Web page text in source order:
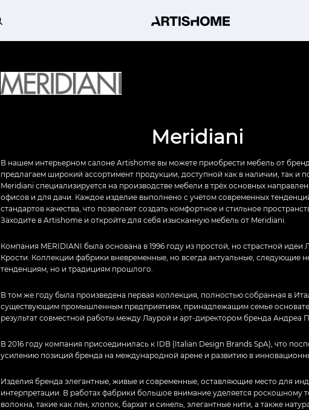
Meridiani
В нашем интерьерном салоне Artishome вы можете приобрести мебель от
предлагаем широкий ассортимент продукции, доступной как в наличии, так и
Meridiani специализируется на производстве мебели в трёх основных
офисов и для дачи. Каждое изделие выполнено с учётом современных
стандартов качества, что позволяет создать комфортное и стильное
Заходите в Artishome и откройте для себя изысканную мебель от Meridiani.
Компания MERIDIANI была основана в 1996 году из простой, но страстной
Крости. Коллекции фабрики вневременные, но всегда актуальные, следующие
тенденциям, но и традициям прошлого.
В том же году была произведена первая коллекция, полностью собранная в
существующим промышленным предприятиям, принадлежащим семье
результат совместной работы между Лаурой и арт-директором бренда Андреа
В 2016 году компания присоединилась к IDB (Italian Design Brands SpA), что
усилению позиций бренда на международной арене и развитию в
Изделия бренда элегантные, живые и современные, оставляющие место для
интерпретации. В работах фабрики большое внимание уделяется роскошному
волокна, такие как лён, хлопок, бархат и синель, элегантные нити, а также